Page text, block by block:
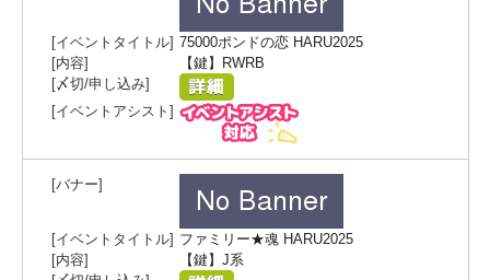
75000ポンドの恋 HARU2025
【鍵】RWRB
ファミリー★魂 HARU2025
【鍵】J系